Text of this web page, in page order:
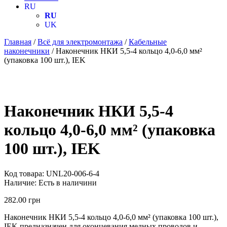
RU
RU
UK
Главная /Всё для электромонтажа /Кабельные
наконечники / Наконечник НКИ 5,5-4 кольцо 4,0-6,0 мм²
(упаковка 100 шт.), IEK
Наконечник НКИ 5,5-4
кольцо 4,0-6,0 мм² (упаковка
100 шт.), IEK
Код товара: UNL20-006-6-4
Наличие: Есть в наличини
282.00 грн
Наконечник НКИ 5,5-4 кольцо 4,0-6,0 мм² (упаковка 100 шт.),